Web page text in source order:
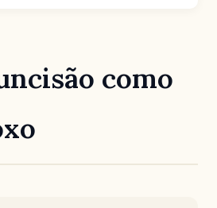
como